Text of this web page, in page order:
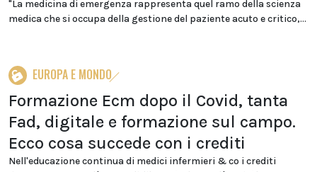
"La medicina di emergenza rappresenta quel ramo della scienza
medica che si occupa della gestione del paziente acuto e critico,...
EUROPA E MONDO
Formazione Ecm dopo il Covid, tanta
Fad, digitale e formazione sul campo.
Ecco cosa succede con i crediti
Nell'educazione continua di medici infermieri & co i crediti